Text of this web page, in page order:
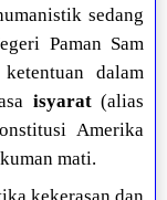
sedang
Paman Sam
dalam
isyarat(alias
Amerika
mati.